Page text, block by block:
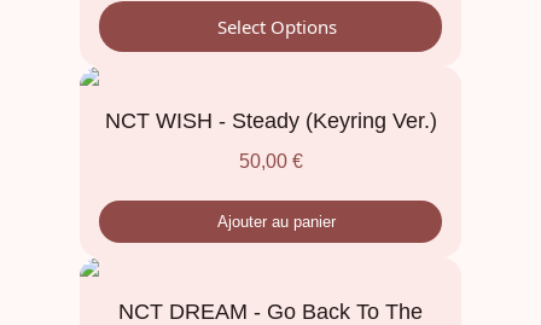
Select Options
NCT WISH - Steady (Keyring Ver.)
50,00 €
Ajouter au panier
NCT DREAM - Go Back To The